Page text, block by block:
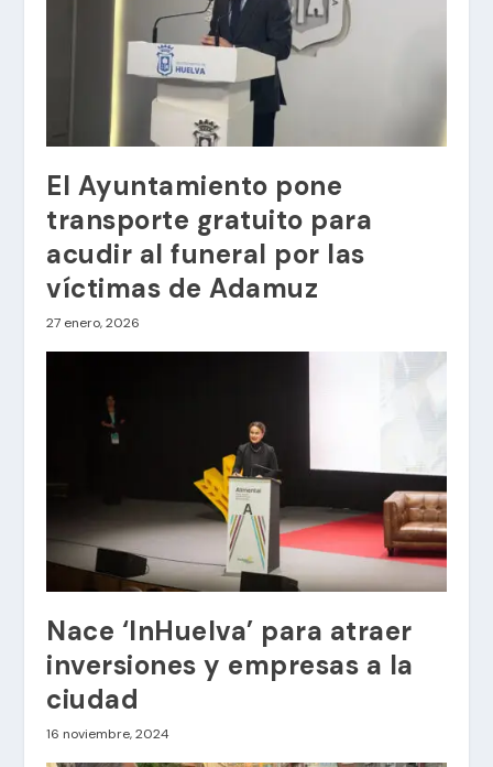
El Ayuntamiento pone
transporte gratuito para
acudir al funeral por las
víctimas de Adamuz
27 enero, 2026
Nace ‘InHuelva’ para atraer
inversiones y empresas a la
ciudad
16 noviembre, 2024